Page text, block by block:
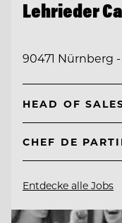
Lehrieder
90471 Nürnberg
HEAD OF
CHEF DE
Entdecke alle Jobs